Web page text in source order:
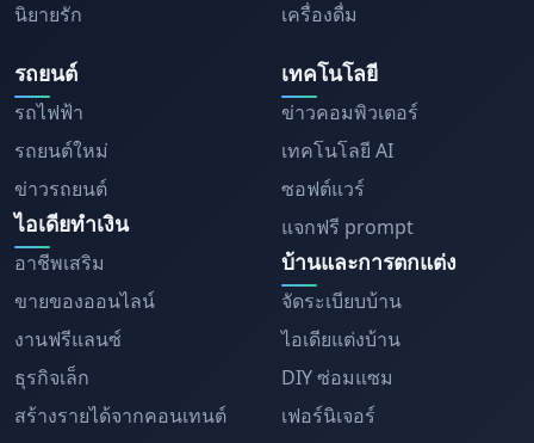
นิยายรัก
เครื่องดื่ม
รถยนต์
รถไฟฟ้า
รถยนต์ใหม่
ข่าวรถยนต์
ไอเดียทำเงิน
อาชีพเสริม
ขายของออนไลน์
งานฟรีแลนซ์
ธุรกิจเล็ก
สร้างรายได้จากคอนเทนต์
เทคโนโลยี
ข่าวคอมพิวเตอร์
เทคโนโลยี AI
ซอฟต์แวร์
แจกฟรี prompt
บ้านและการตกแต่ง
จัดระเบียบบ้าน
ไอเดียแต่งบ้าน
DIY ซ่อมแซม
เฟอร์นิเจอร์